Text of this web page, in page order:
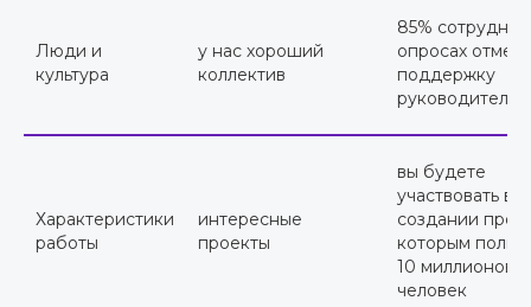
Люди и
культура
у нас хороший
коллектив
85%
опросах
поддержку
руководителей
Характеристики
работы
интересные
проекты
вы будете
участвовать в
создании
которым
10 миллионов
человек